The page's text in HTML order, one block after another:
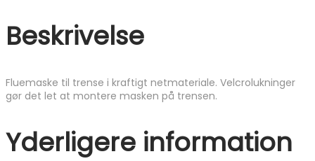
Beskrivelse
Fluemaske til trense i kraftigt netmateriale. Velcrolukninger
gør det let at montere masken på trensen.
Yderligere information